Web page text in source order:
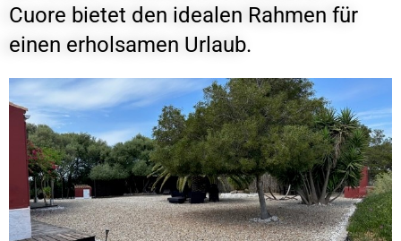
Cuore bietet den idealen Rahmen für
einen erholsamen Urlaub.